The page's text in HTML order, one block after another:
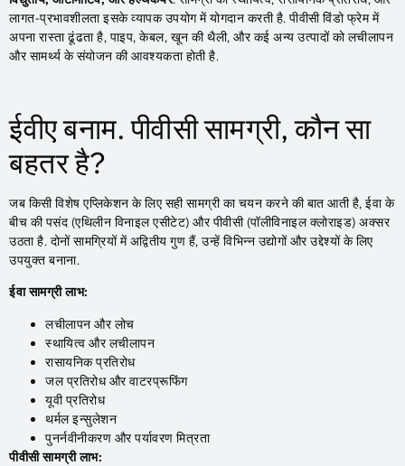
लागत-प्रभावशीलता इसके व्यापक उपयोग में योगदान करती है. पीवीसी विंडो फ्रेम में
अपना रास्ता ढूंढता है, पाइप, केबल, खून की थैली, और कई अन्य उत्पादों को लचीलापन
और सामर्थ्य के संयोजन की आवश्यकता होती है.
ईवीए बनाम. पीवीसी सामग्री, कौन सा
बहतर है?
जब किसी विशेष एप्लिकेशन के लिए सही सामग्री का चयन करने की बात आती है, ईवा के
बीच की पसंद (एथिलीन विनाइल एसीटेट) और पीवीसी (पॉलीविनाइल क्लोराइड) अक्सर
उठता है. दोनों सामग्रियों में अद्वितीय गुण हैं, उन्हें विभिन्न उद्योगों और उद्देश्यों के लिए
उपयुक्त बनाना.
ईवा सामग्री लाभ:
लचीलापन और लोच
स्थायित्व और लचीलापन
रासायनिक प्रतिरोध
जल प्रतिरोध और वाटरप्रूफिंग
यूवी प्रतिरोध
थर्मल इन्सुलेशन
पुनर्नवीनीकरण और पर्यावरण मित्रता
पीवीसी सामग्री लाभ: